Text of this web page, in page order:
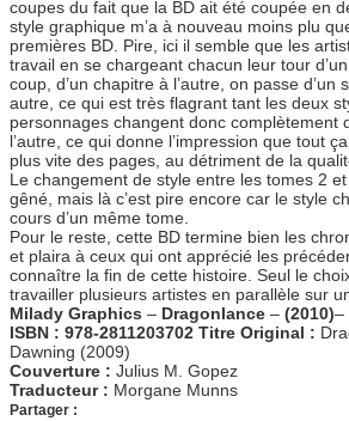
coupes du fait que la BD ait été coupée en
style graphique m’a à nouveau moins plu
premières BD. Pire, ici il semble que les
travail en se chargeant chacun leur tour
coup, d’un chapitre à l’autre, on passe d’un
autre, ce qui est très flagrant tant les deux
personnages changent donc complètement
l’autre, ce qui donne l’impression que tout
plus vite des pages, au détriment de la
Le changement de style entre les tomes 2
gêné, mais là c’est pire encore car le style
cours d’un même tome.
Pour le reste, cette BD termine bien les
et plaira à ceux qui ont apprécié les
connaître la fin de cette histoire. Seul le
travailler plusieurs artistes en parallèle sur
Milady Graphics – Dragonlance – (2010)–
ISBN : 978-2811203702 Titre Original :
Dawning (2009)
Couverture : Julius M. Gopez
Traducteur : Morgane Munns
Partager :